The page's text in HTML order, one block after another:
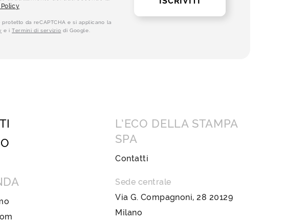
Policy
da reCAPTCHA e si applicano la
e iTermini di servizio di Google.
L’ECO DELLA STAMPA
SPA
Contatti
Sede centrale
Via G. Compagnoni, 28 20129
Milano